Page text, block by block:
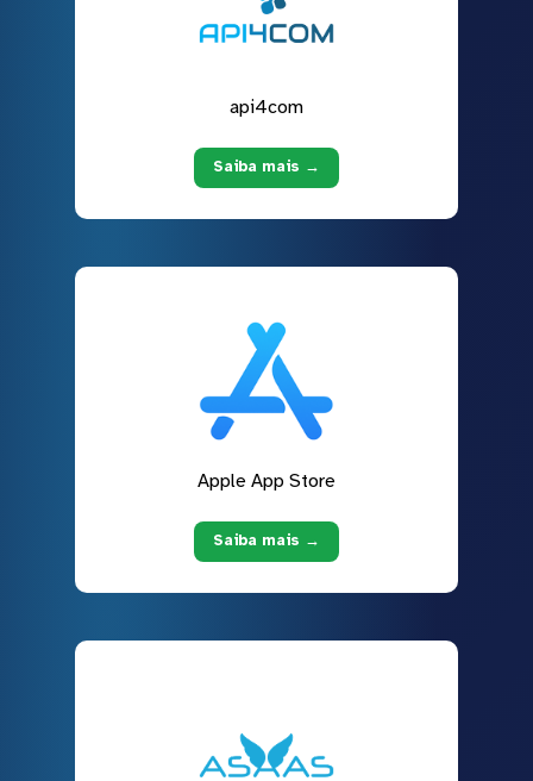
api4com
Saiba mais →
Apple App Store
Saiba mais →